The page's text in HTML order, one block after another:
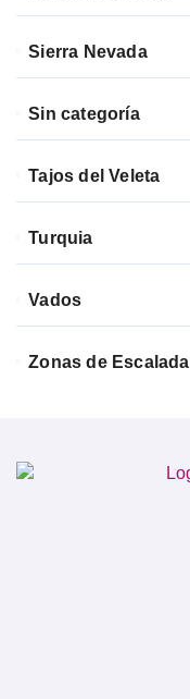
Sierra Nevada
Sin categoría
Tajos del Veleta
Turquia
Vados
Zonas de Escalada